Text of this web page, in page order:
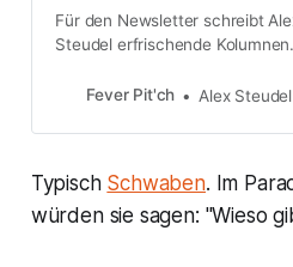
Für den Newsletter schreibt
Steudel erfrischende Kolumnen.
Fever Pit'ch Alex Steudel
Typisch Schwaben. Im
würden sie sagen: "Wieso